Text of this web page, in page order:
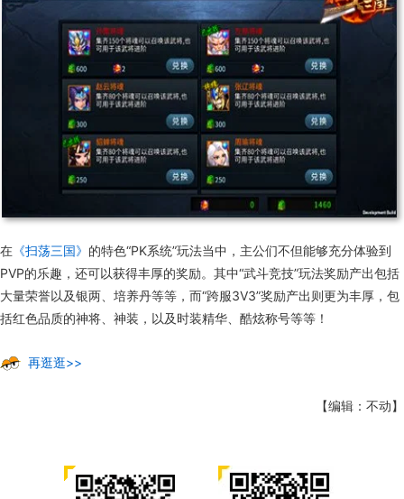
在 《扫荡三国》 的特色“PK系统”玩法当中，主公们不但能够充分体验到
PVP的乐趣，还可以获得丰厚的奖励。其中“武斗竞技”玩法奖励产出包括
大量荣誉以及银两、培养丹等等，而“跨服3V3”奖励产出则更为丰厚，包
括红色品质的神将、神装，以及时装精华、酷炫称号等等！
再逛逛>>
【编辑：不动】